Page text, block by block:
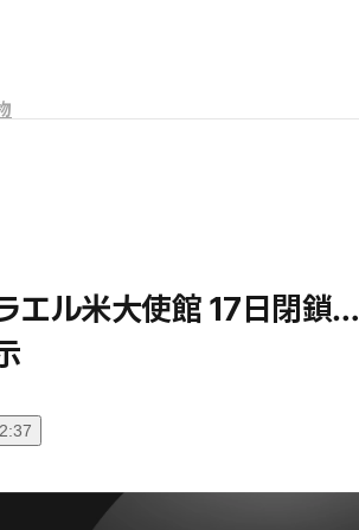
エル米大使館 17日閉鎖…